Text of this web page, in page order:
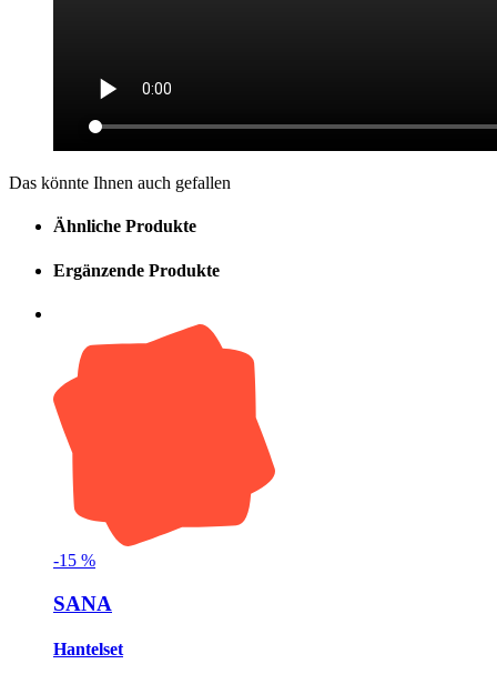
Das könnte Ihnen auch gefallen
Ähnliche Produkte
Ergänzende Produkte
-15 %
SANA
Hantelset